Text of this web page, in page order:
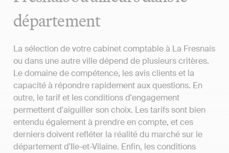
département
La sélection de votre cabinet comptable à La Fresnais
ou dans une autre ville dépend de plusieurs critères.
Le domaine de compétence, les avis clients et la
capacité à répondre rapidement aux questions. En
outre, le tarif et les conditions d'engagement
permettent d'aiguiller son choix. Les tarifs sont bien
entendu également à prendre en compte, et ces
derniers doivent refléter la réalité du marché sur le
département d'Ile-et-Vilaine. Enfin, les conditions